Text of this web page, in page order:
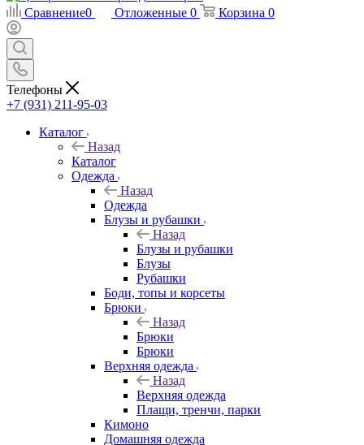
Сравнение0 Отложенные 0 Корзина 0
Телефоны
+7 (931) 211-95-03
Каталог
Назад
Каталог
Одежда
Назад
Одежда
Блузы и рубашки
Назад
Блузы и рубашки
Блузы
Рубашки
Боди, топы и корсеты
Брюки
Назад
Брюки
Брюки
Верхняя одежда
Назад
Верхняя одежда
Плащи, тренчи, парки
Кимоно
Домашняя одежда